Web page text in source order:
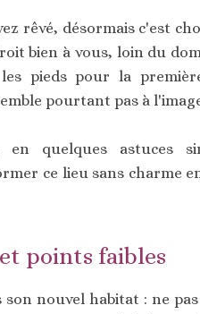
rêvé, désormais c'est
bien à vous, loin du
pieds pour la
pourtant pas à
en quelques astuces
ce lieu sans charme
points faibles
nouvel habitat : ne